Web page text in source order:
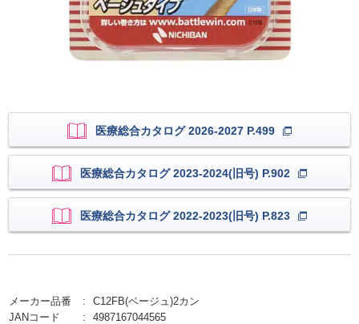
医療総合カタログ 2026-2027 P.499
医療総合カタログ 2023-2024(旧号) P.902
医療総合カタログ 2022-2023(旧号) P.823
メーカー品番
C12FB(ベージュ)2カン
JANコード
4987167044565